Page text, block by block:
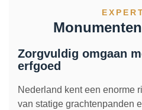
Verduurzaming &
Overige werkzaamheden
Zorgvuldig omgaan
erfgoed
Nederland kent een enorme
van statige grachtenpanden